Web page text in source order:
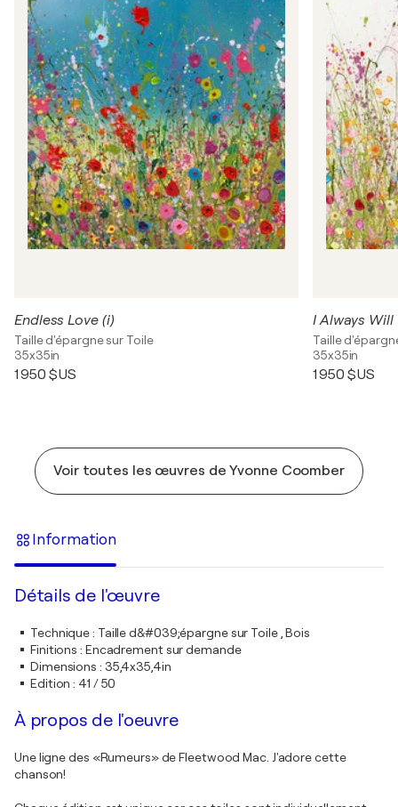
Endless Love (i)
Taille d'épargne sur Toile
35x35in
1 950 $US
I Always Will
Taille
35x35in
1 950 $US
Voir toutes les œuvres de Yvonne Coomber
Information
Détails de l'œuvre
Technique: Taille d&#039;épargne sur Toile , Bois
Finitions : Encadrement sur demande
Dimensions : 35,4x35,4in
Edition : 41 / 50
À propos de l'oeuvre
Une ligne des «Rumeurs» de Fleetwood Mac. J'adore cette
chanson!